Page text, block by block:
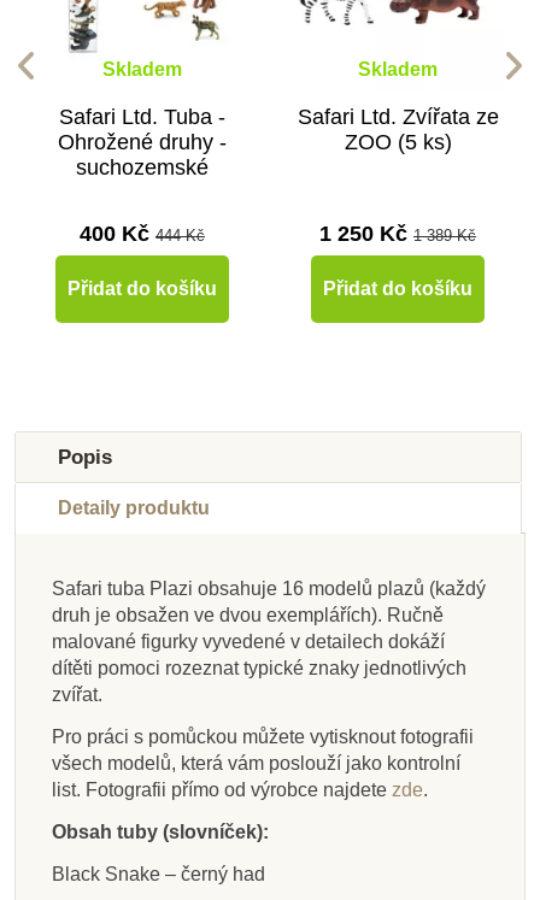
Skladem
Safari Ltd. Tuba -
Ohrožené druhy -
suchozemské
400 Kč 444 Kč
Přidat do košíku
Skladem
Safari Ltd. Zvířata ze
ZOO (5 ks)
1 250 Kč 1 389 Kč
Přidat do košíku
Do školy
Na dotaz
Safari Ltd. Zvířata
Austrálie (3 ks)
457 Kč508 Kč
Do školy
Skladem
Safari Ltd. Životní
313 Kč348 Kč
Do školy
Skladem
Safari Ltd. Tuba - Na
400 Kč444 Kč
Do školy
Na dotaz
Safari Ltd. Dinosauři
1 403 Kč1 559 Kč
Výprodej
Do školy
Skladem
Safari Ltd. Vlak
445 Kč889 Kč
Do školy
Skladem
Safari Ltd. Tuba - Na
400 Kč444 Kč
Do školy
Skladem
Safari Ltd. Tuba -
400 Kč444 Kč
Do školy
Skladem
Safari Ltd. Savana -
Funpack
187 Kč208 Kč
Popis
Detaily produktu
Safari tuba Plazi obsahuje 16 modelů plazů (každý
druh je obsažen ve dvou exemplářích). Ručně
malované figurky vyvedené v detailech dokáží
dítěti pomoci rozeznat typické znaky jednotlivých
zvířat.
Pro práci s pomůckou můžete vytisknout fotografii
všech modelů, která vám poslouží jako kontrolní
list. Fotografii přímo od výrobce najdete zde.
Obsah tuby (slovníček):
Black Snake – černý had